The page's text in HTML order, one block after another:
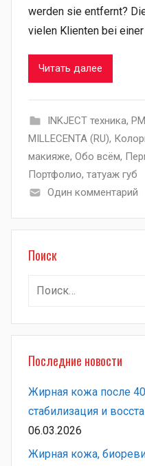
werden sie entfernt?
vielen Klienten bei
Читать далее
INKJECT техника,
MILLECENTA (RU),
макияже, Обо всём,
Портфолио, татуаж губ
Один комментарий
Поиск
Найти:
Последние новости
Жирная кожа после
стабилизация и
06.03.2026
Жирная кожа,